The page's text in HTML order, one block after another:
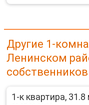
Другие 1-
Ленинском
собственников
1-к квартира, 31.8